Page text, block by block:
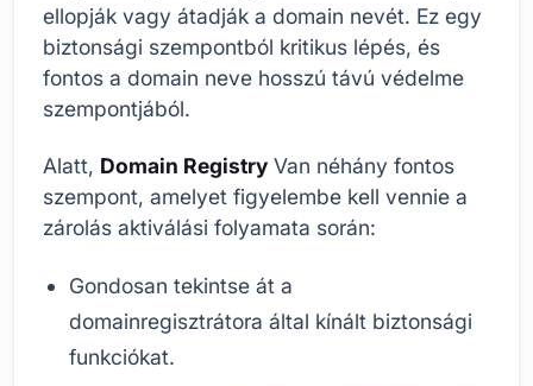
ellopják vagy átadják a domain nevét. Ez egy
biztonsági szempontból kritikus lépés, és
fontos a domain neve hosszú távú védelme
szempontjából.
Alatt, Domain Registry Van néhány fontos
szempont, amelyet figyelembe kell vennie a
zárolás aktiválási folyamata során:
Gondosan tekintse át a
domainregisztrátora által kínált biztonsági
funkciókat.